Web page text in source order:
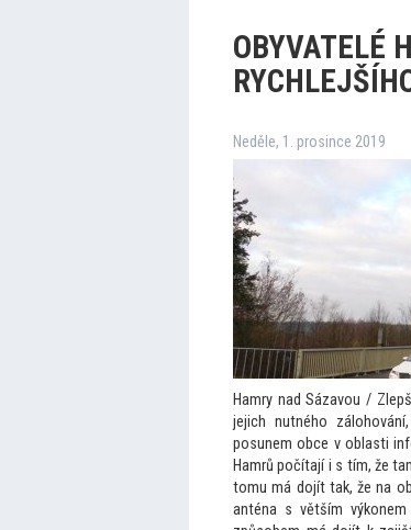
OBYVATELÉ
Neděle, 1. prosince 2019
Hamry nad Sázavou /
jejich nutného
posunem obce v oblasti
Hamrů počítají i s tím, že
tomu má dojít tak, že na
anténa s větším